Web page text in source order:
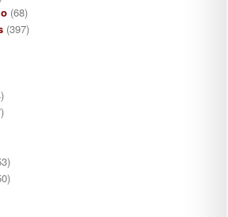
(68)
(397)